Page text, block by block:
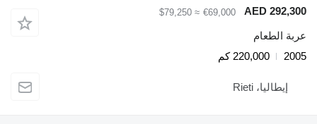
AED 292,300
€69,000
≈ $79,250
عربة الطعام
2005
220,000 كم
إيطاليا، Rieti